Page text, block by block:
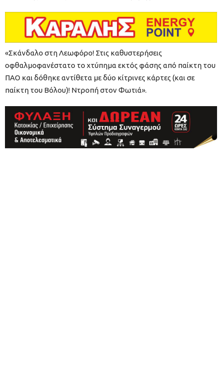
«Σκάνδαλο στη Λεωφόρο! Στις καθυστερήσεις
οφθαλμοφανέστατο το χτύπημα εκτός φάσης από παίκτη του
ΠΑΟ και δόθηκε αντίθετα με δύο κίτρινες κάρτες (και σε
παίκτη του Βόλου)! Ντροπή στον Φωτιά».